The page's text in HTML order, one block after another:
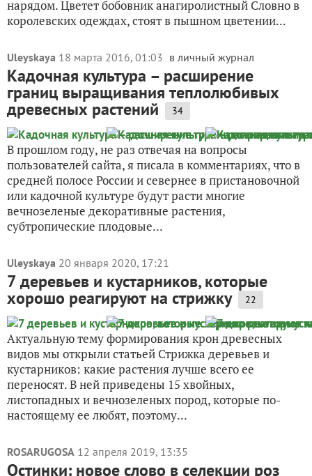
нарядом. Цветет бобовник анагиролистный Словно в
королевских одеждах, стоят в пышном цветении...
Uleyskaya 18 марта 2016, 01:03 в личный журнал
Кадочная культура – расширение
границ выращивания теплолюбивых
древесных растений 34
В прошлом году, не раз отвечая на вопросы
пользователей сайта, я писала в комментариях, что в
средней полосе России и севернее в пристановочной
или кадочной культуре будут расти многие
вечнозеленые декоративные растения,
субтропические плодовые...
Uleyskaya 20 января 2020, 17:21
7 деревьев и кустарников, которые
хорошо реагируют на стрижку 22
Актуальную тему формирования крон древесных
видов мы открыли статьей Стрижка деревьев и
кустарников: какие растения лучше всего ее
переносят. В ней приведены 15 хвойных,
листопадных и вечнозеленых пород, которые по-
настоящему ее любят, поэтому...
ROSARUGOSA 12 апреля 2019, 13:35
Остинки: новое слово в селекции роз